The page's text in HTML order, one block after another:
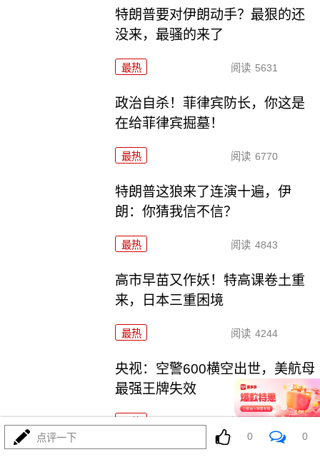
特朗普要对伊朗动手？最狠的还
没来，最骚的来了
最热 阅读 5631
政治自杀！菲律宾防长，你这是
在给菲律宾掘墓！
最热 阅读 6770
特朗普这狼来了连演十遍，伊
朗：你猜我信不信？
最热 阅读 4843
高市早苗又作妖！特高课卷土重
来，日本三重困境
最热 阅读 4244
央视：空警600横空出世，美航母
最强王牌失效
点评一下 0 0